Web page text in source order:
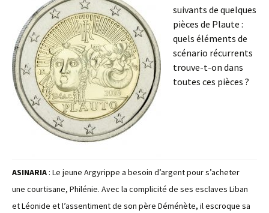
suivants de quelques
pièces de Plaute :
quels éléments de
scénario récurrents
trouve-t-on dans
toutes ces pièces ?
ASINARIA : Le jeune Argyrippe a besoin d’argent pour s’acheter
une courtisane, Philénie. Avec la complicité de ses esclaves Liban
et Léonide et l’assentiment de son père Déménète, il escroque sa